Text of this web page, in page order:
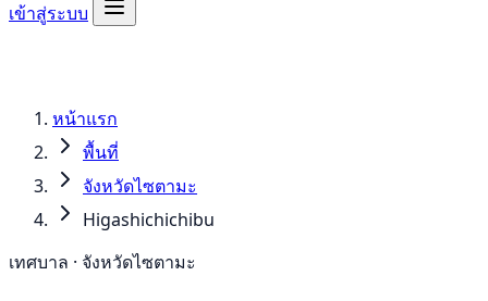
เข้าสู่ระบบ
หน้าแรก
พื้นที่
จังหวัดไซตามะ
Higashichichibu
เทศบาล · จังหวัดไซตามะ